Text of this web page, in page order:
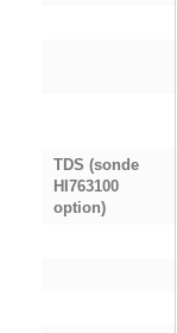
TDS (sonde
HI763100
option)